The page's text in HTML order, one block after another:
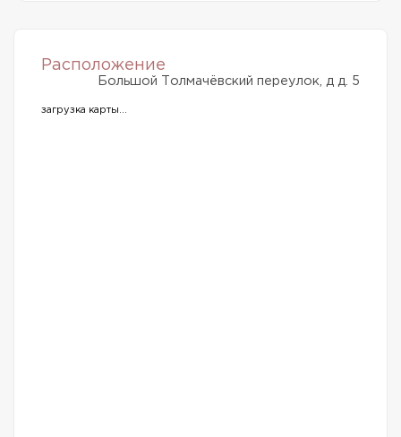
Расположение
Большой Толмачёвский переулок, д д. 5
загрузка карты...